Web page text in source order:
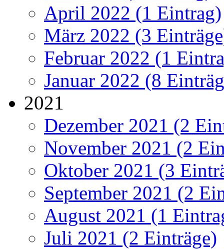
April 2022 (1 Eintrag)
März 2022 (3
Februar 2022 (1
Januar 2022 (8
2021
Dezember 2021 (2
November 2021 (2
Oktober 2021 (3
September 2021 (2
August 2021 (1
Juli 2021 (2 Einträge)